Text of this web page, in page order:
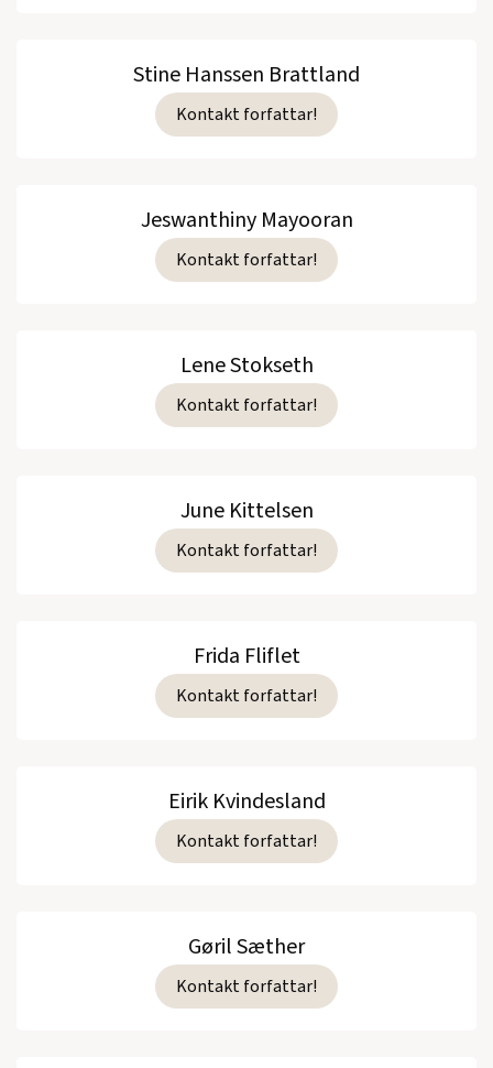
Stine Hanssen Brattland
Kontakt forfattar!
Jeswanthiny Mayooran
Kontakt forfattar!
Lene Stokseth
Kontakt forfattar!
June Kittelsen
Kontakt forfattar!
Frida Fliflet
Kontakt forfattar!
Eirik Kvindesland
Kontakt forfattar!
Gøril Sæther
Kontakt forfattar!